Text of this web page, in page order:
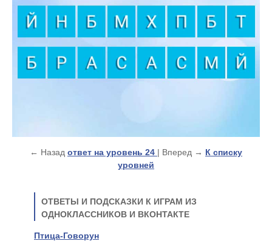
← Назад ответ на уровень 24 | Вперед → К списку
уровней
ОТВЕТЫ И ПОДСКАЗКИ К ИГРАМ ИЗ
ОДНОКЛАССНИКОВ И ВКОНТАКТЕ
Птица-Говорун